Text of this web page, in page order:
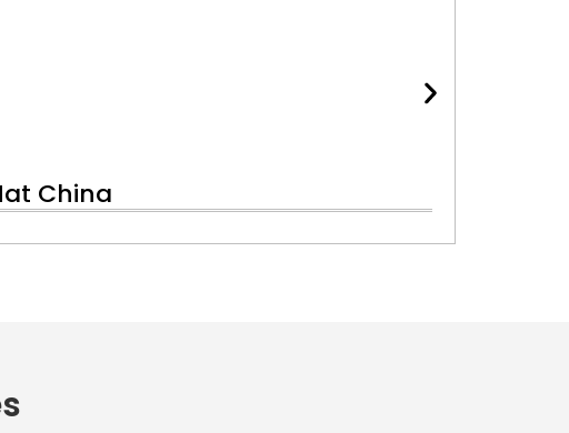
China